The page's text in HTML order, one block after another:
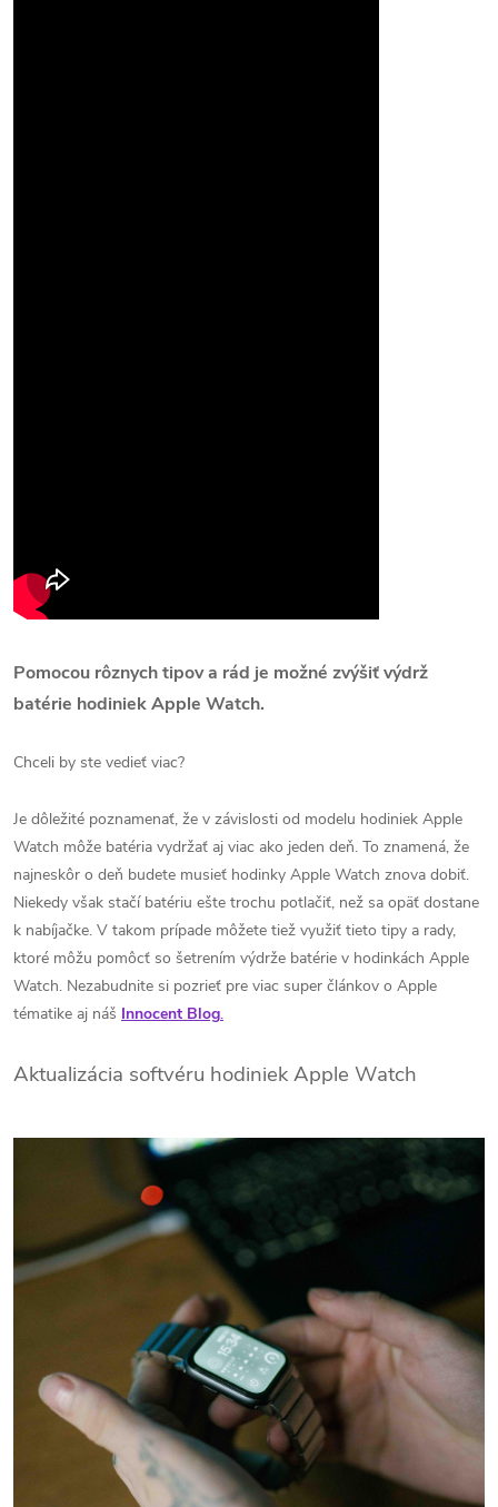
Pomocou rôznych tipov a rád je možné zvýšiť výdrž
batérie hodiniek Apple Watch.
Chceli by ste vedieť viac?
Je dôležité poznamenať, že v závislosti od modelu hodiniek Apple
Watch môže batéria vydržať aj viac ako jeden deň. To znamená, že
najneskôr o deň budete musieť hodinky Apple Watch znova dobiť.
Niekedy však stačí batériu ešte trochu potlačiť, než sa opäť dostane
k nabíjačke. V takom prípade môžete tiež využiť tieto tipy a rady,
ktoré môžu pomôcť so šetrením výdrže batérie v hodinkách Apple
Watch. Nezabudnite si pozrieť pre viac super článkov o Apple
tématike aj náš Innocent Blog.
Aktualizácia softvéru hodiniek Apple Watch